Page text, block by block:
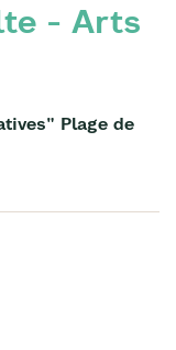
- Arts
Plage de